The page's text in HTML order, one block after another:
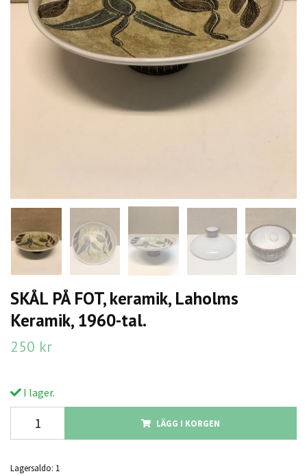
SKÅL PÅ FOT, keramik, Laholms
Keramik, 1960-tal.
250 kr
I lager.
LÄGG I KORGEN
Lagersaldo: 1